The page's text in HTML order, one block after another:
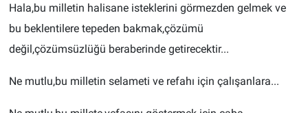
Hala,bu milletin halisane isteklerini görmezden gelmek ve
bu beklentilere tepeden bakmak,çözümü
değil,çözümsüzlüğü beraberinde getirecektir...
Ne mutlu,bu milletin selameti ve refahı için çalışanlara...